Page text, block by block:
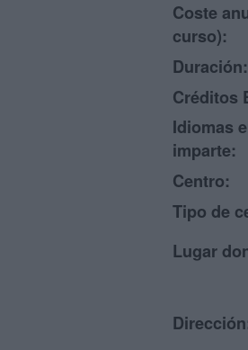
Coste
curso):
Duración:
Créditos
Idiomas
imparte:
Centro:
Tipo de
Lugar